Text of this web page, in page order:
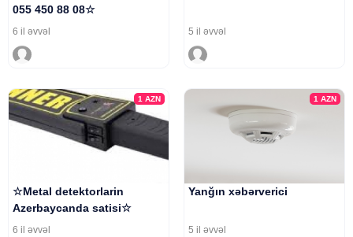
055 450 88 08☆
6 il əvvəl 5 il əvvəl
1AZN
☆Metal detektorlarin
Azerbaycanda satisi☆
6 il əvvəl
1 AZN
Yanğın xəbərverici
5 il əvvəl